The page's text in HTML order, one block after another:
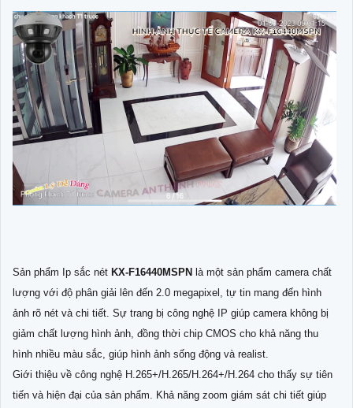
Sản phẩm Ip sắc nét KX-F16440MSPN là một sản phẩm camera chất
lượng với độ phân giải lên đến 2.0 megapixel, tự tin mang đến hình
ảnh rõ nét và chi tiết. Sự trang bị công nghệ IP giúp camera không bị
giảm chất lượng hình ảnh, đồng thời chip CMOS cho khả năng thu
hình nhiều màu sắc, giúp hình ảnh sống động và realist.
Giới thiệu về công nghệ H.265+/H.265/H.264+/H.264 cho thấy sự tiên
tiến và hiện đại của sản phẩm. Khả năng zoom giám sát chi tiết giúp